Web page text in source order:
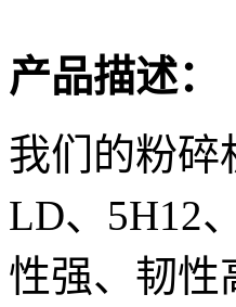
产品描述：
我们的粉碎
LD、5H12
性强、韧性